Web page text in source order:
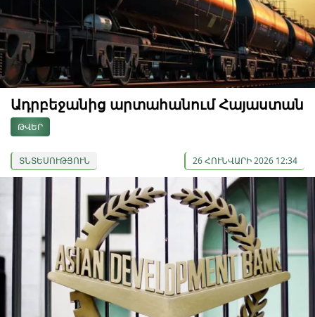
Ադրբեջանից արտահանում Հայաստան
ԹՎԵՐ
ՏՆՏԵՍՈՒԹՅՈՒՆ 26 ՀՈՒՆՎԱՐԻ 2026 12:34